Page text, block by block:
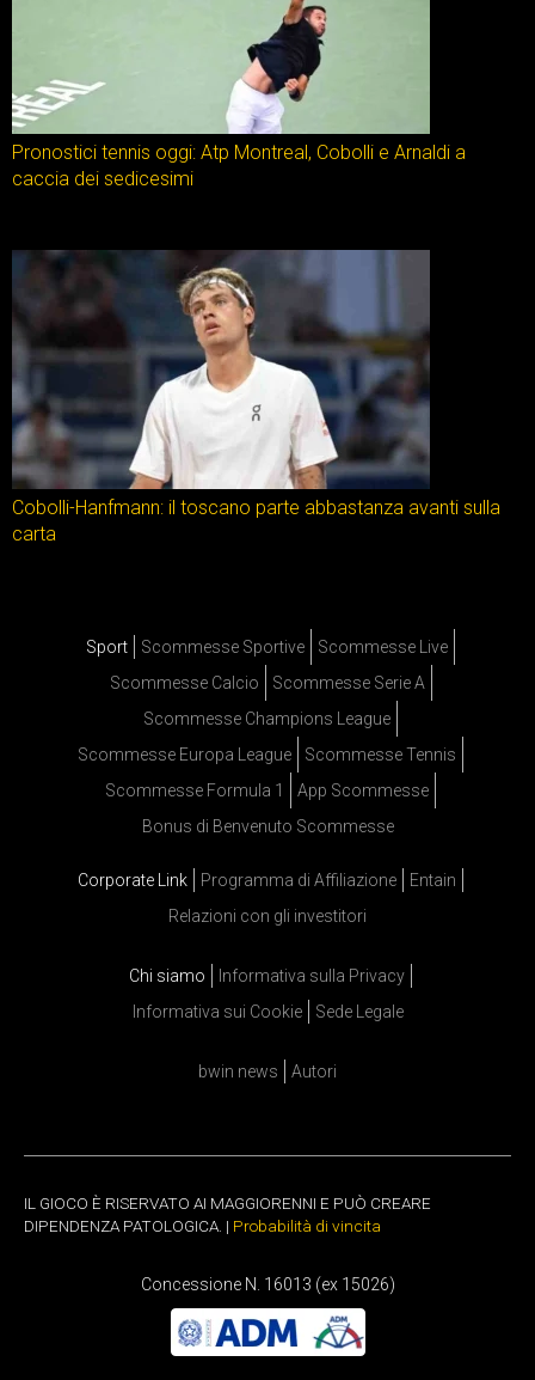
Pronostici tennis oggi: Atp Montreal, Cobolli e Arnaldi a
caccia dei sedicesimi
Cobolli-Hanfmann: il toscano parte abbastanza avanti sulla
carta
Sport Scommesse Sportive
Scommesse Live
Scommesse Calcio
Scommesse Serie A
Scommesse Champions League
Scommesse Europa League
Scommesse Tennis
Scommesse Formula 1
App Scommesse
Bonus di Benvenuto Scommesse
Corporate Link Programma di Affiliazione
Entain
Relazioni con gli investitori
Chi siamo
Informativa sulla Privacy
Informativa sui Cookie
Sede Legale
bwin news Autori
IL GIOCO È RISERVATO AI MAGGIORENNI E PUÒ CREARE
DIPENDENZA PATOLOGICA. | Probabilità di vincita
Concessione N. 16013 (ex 15026)